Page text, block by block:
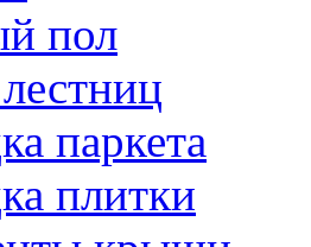
пол
паркета
плитки